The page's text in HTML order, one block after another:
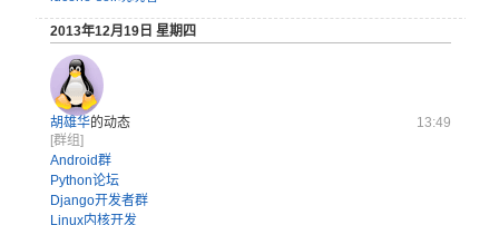
2013年12月19日 星期四
胡雄华的动态
13:49
[群组]
Android群
Python论坛
Django开发者群
Linux内核开发